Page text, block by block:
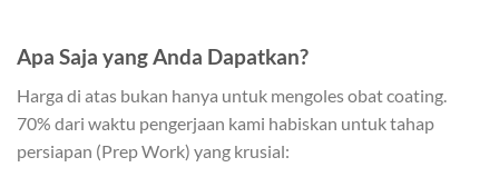
Apa Saja yang Anda Dapatkan?
Harga di atas bukan hanya untuk mengoles obat coating.
70% dari waktu pengerjaan kami habiskan untuk tahap
persiapan (Prep Work) yang krusial: